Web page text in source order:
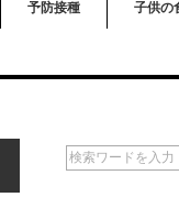
予防接種 子供の